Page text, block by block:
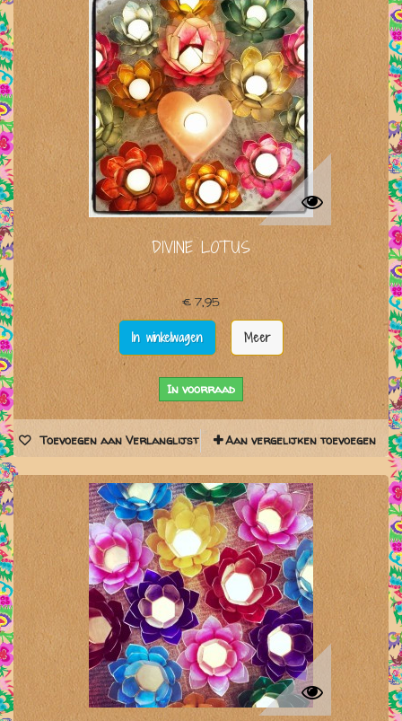
DIVINE LOTUS
€ 7,95
In winkelwagen Meer
In voorraad
Toevoegen aan Verlanglijst Aan vergelijken toevoegen